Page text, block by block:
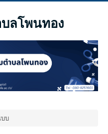
ลโพนทอง
บ